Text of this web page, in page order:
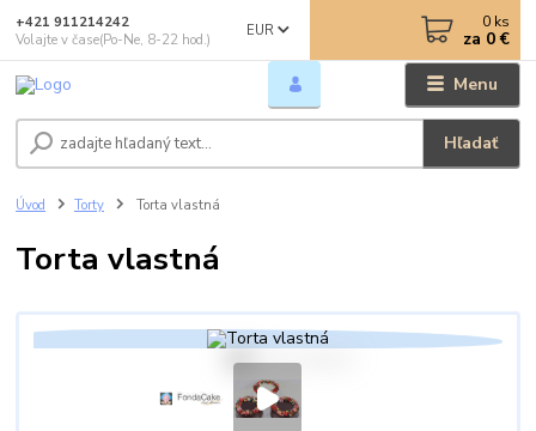
Menu
EUR
Hľadať
+421 911214242
Volajte v čase(Po-Ne, 8-22 hod.)
0 ks
za 0 €
Úvod Torty Torta vlastná
Torta vlastná